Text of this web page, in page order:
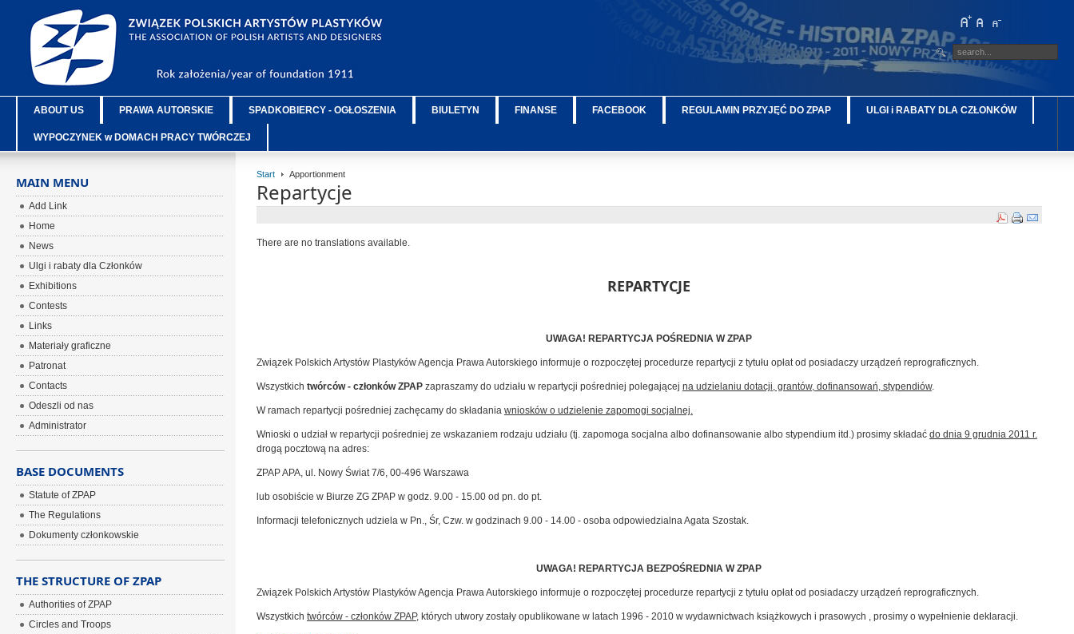
ABOUT US PRAWA AUTORSKIE SPADKOBIERCY - OGŁOSZENIA BIULETYN FINANSE FACEBOOK REGULAMIN PRZYJĘĆ DO ZPAP ULGI i RABATY DLA CZŁONKÓW
WYPOCZYNEK w DOMACH PRACY TWÓRCZEJ
Start Apportionment
Repartycje
There are no translations available.
REPARTYCJE
UWAGA! REPARTYCJA POŚREDNIA W ZPAP
Związek Polskich Artystów Plastyków Agencja Prawa Autorskiego informuje o rozpoczętej procedurze repartycji z tytułu opłat od posiadaczy urządzeń reprograficznych.
Wszystkich twórców - członków ZPAPzapraszamy do udziału w repartycji pośredniej polegającej na udzielaniu dotacji, grantów, dofinansowań, stypendiów.
W ramach repartycji pośredniej zachęcamy do składania wniosków o udzielenie zapomogi socjalnej.
Wnioski o udział w repartycji pośredniej ze wskazaniem rodzaju udziału (tj. zapomoga socjalna albo dofinansowanie albo stypendium itd.) prosimy składać do dnia 9 grudnia 2011 r.
drogą pocztową na adres:
ZPAP APA, ul. Nowy Świat 7/6, 00-496 Warszawa
lub osobiście w Biurze ZG ZPAP w godz. 9.00 - 15.00 od pn. do pt.
Informacji telefonicznych udziela w Pn., Śr, Czw. w godzinach 9.00 - 14.00 - osoba odpowiedzialna Agata Szostak.
UWAGA! REPARTYCJA BEZPOŚREDNIA W ZPAP
Związek Polskich Artystów Plastyków Agencja Prawa Autorskiego informuje o rozpoczętej procedurze repartycji z tytułu opłat od posiadaczy urządzeń reprograficznych.
Wszystkich twórców - członków ZPAP, których utwory zostały opublikowane w latach 1996 - 2010 w wydawnictwach książkowych i prasowych , prosimy o wypełnienie deklaracji.
MAIN MENU
Add Link
Home
News
Ulgi i rabaty dla Członków
Exhibitions
Contests
Links
Materiały graficzne
Patronat
Contacts
Odeszli od nas
Administrator
BASE DOCUMENTS
Statute of ZPAP
The Regulations
Dokumenty członkowskie
THE STRUCTURE OF ZPAP
Authorities of ZPAP
Circles and Troops